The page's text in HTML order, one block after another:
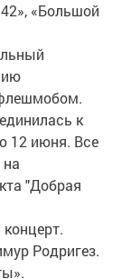
«Большой
к
12 июня. Все
"Добрая
Родригез.